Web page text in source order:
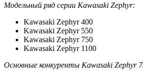
Модельный ряд серии Kawasaki Zephyr:
Kawasaki Zephyr 400
Kawasaki Zephyr 550
Kawasaki Zephyr 750
Kawasaki Zephyr 1100
Основные конкуренты Kawasaki Zephyr